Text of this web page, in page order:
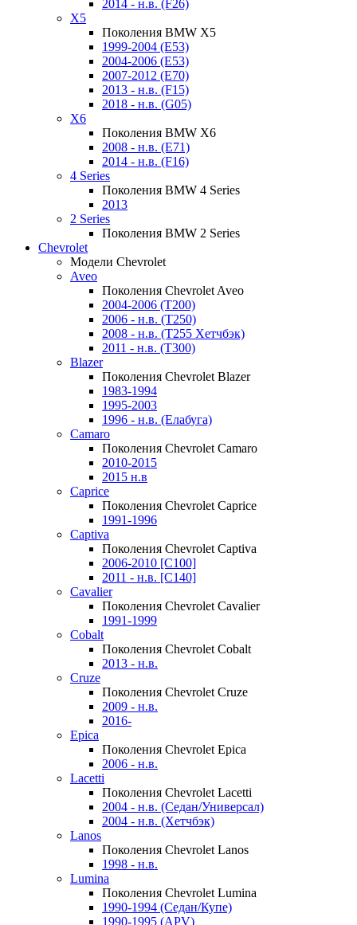
2014 - н.в. (F26)
X5
Поколения BMW X5
1999-2004 (E53)
2004-2006 (E53)
2007-2012 (E70)
2013 - н.в. (F15)
2018 - н.в. (G05)
X6
Поколения BMW X6
2008 - н.в. (E71)
2014 - н.в. (F16)
4 Series
Поколения BMW 4 Series
2013
2 Series
Поколения BMW 2 Series
Chevrolet
Модели Chevrolet
Aveo
Поколения Chevrolet Aveo
2004-2006 (T200)
2006 - н.в. (T250)
2008 - н.в. (T255 Хетчбэк)
2011 - н.в. (Т300)
Blazer
Поколения Chevrolet Blazer
1983-1994
1995-2003
1996 - н.в. (Елабуга)
Camaro
Поколения Chevrolet Camaro
2010-2015
2015 н.в
Caprice
Поколения Chevrolet Caprice
1991-1996
Captiva
Поколения Chevrolet Captiva
2006-2010 [C100]
2011 - н.в. [C140]
Cavalier
Поколения Chevrolet Cavalier
1991-1999
Cobalt
Поколения Chevrolet Cobalt
2013 - н.в.
Cruze
Поколения Chevrolet Cruze
2009 - н.в.
2016-
Epica
Поколения Chevrolet Epica
2006 - н.в.
Lacetti
Поколения Chevrolet Lacetti
2004 - н.в. (Седан/Универсал)
2004 - н.в. (Хетчбэк)
Lanos
Поколения Chevrolet Lanos
1998 - н.в.
Lumina
Поколения Chevrolet Lumina
1990-1994 (Седан/Купе)
1990-1995 (APV)